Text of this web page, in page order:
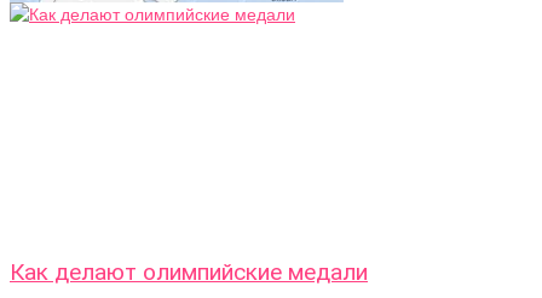
Как делают олимпийские медали